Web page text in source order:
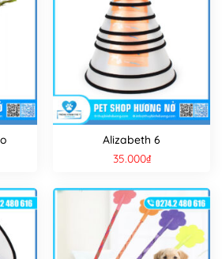
Alizabeth 6
35.000₫